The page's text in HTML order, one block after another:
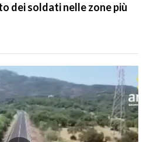
dei soldati nelle zone più